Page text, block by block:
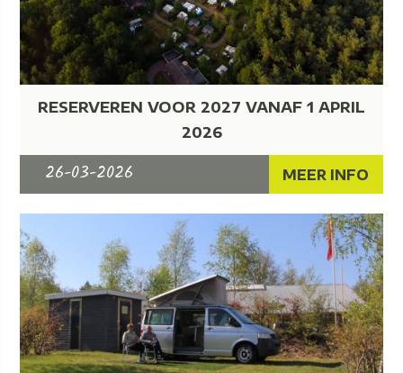
RESERVEREN VOOR 2027 VANAF 1 APRIL
2026
26-03-2026 MEER INFO